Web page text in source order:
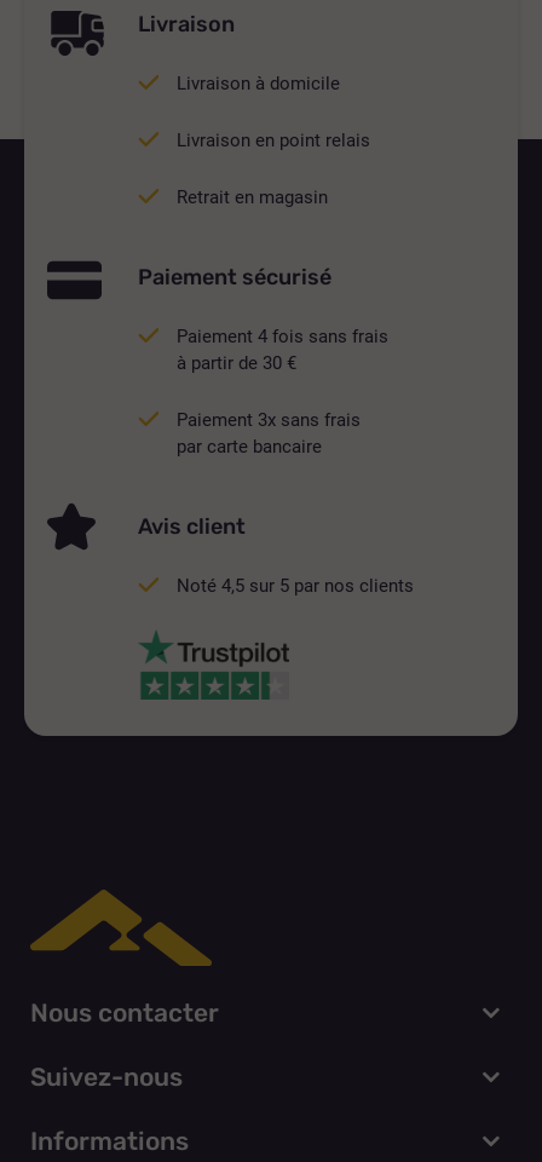
Livraison
Livraison à domicile
Livraison en point relais
Retrait en magasin
Paiement sécurisé
Paiement 4 fois sans frais
à partir de 30 €
Paiement 3x sans frais
par carte bancaire
Avis client
Noté 4,5 sur 5 par nos clients
Nous contacter
Suivez-nous
Informations